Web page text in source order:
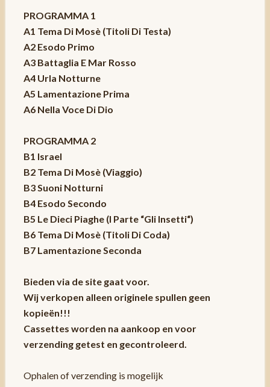
PROGRAMMA 1
A1 Tema Di Mosè (Titoli Di Testa)
A2 Esodo Primo
A3 Battaglia E Mar Rosso
A4 Urla Notturne
A5 Lamentazione Prima
A6 Nella Voce Di Dio
PROGRAMMA 2
B1 Israel
B2 Tema Di Mosè (Viaggio)
B3 Suoni Notturni
B4 Esodo Secondo
B5 Le Dieci Piaghe (I Parte “Gli Insetti“)
B6 Tema Di Mosè (Titoli Di Coda)
B7 Lamentazione Seconda
Bieden via de site gaat voor.
Wij verkopen alleen originele spullen geen
kopieën!!!
Cassettes worden na aankoop en voor
verzending getest en gecontroleerd.
Ophalen of verzending is mogelijk